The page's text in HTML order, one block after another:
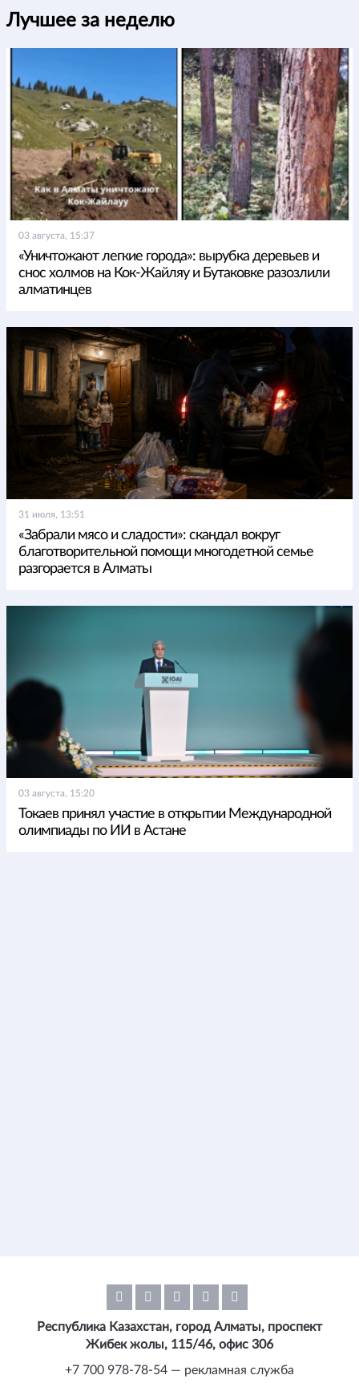
Лучшее за неделю
03 августа, 15:37
«Уничтожают легкие города»: вырубка деревьев и
снос холмов на Кок-Жайляу и Бутаковке разозлили
алматинцев
31 июля, 13:51
«Забрали мясо и сладости»: скандал вокруг
благотворительной помощи многодетной семье
разгорается в Алматы
03 августа, 15:20
Токаев принял участие в открытии Международной
олимпиады по ИИ в Астане
Республика Казахстан, город Алматы, проспект
Жибек жолы, 115/46, офис 306
+7 700 978-78-54 — рекламная служба